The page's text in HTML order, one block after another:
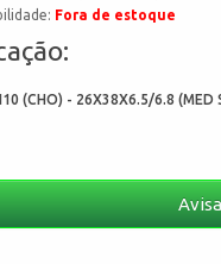
Fora de estoque
(CHO) - 26X38X6.5/6.8 (MED